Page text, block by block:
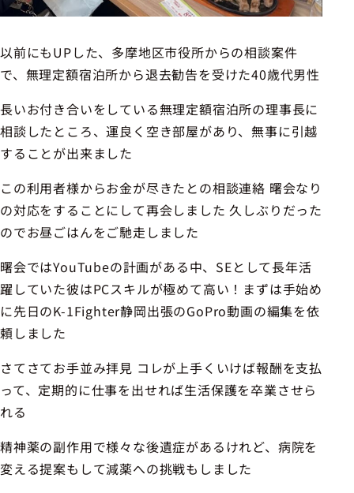
以前にもUPした、多摩地区市役所からの相談案件
で、無理定額宿泊所から退去勧告を受けた40歳代男性
長いお付き合いをしている無理定額宿泊所の理事長に
相談したところ、運良く空き部屋があり、無事に引越
することが出来ました
この利用者様からお金が尽きたとの相談連絡 曙会なり
の対応をすることにして再会しました 久しぶりだった
のでお昼ごはんをご馳走しました
曙会ではYouTubeの計画がある中、SEとして長年活
躍していた彼はPCスキルが極めて高い！まずは手始め
に先日のK-1Fighter静岡出張のGoPro動画の編集を依
頼しました
さてさてお手並み拝見 コレが上手くいけば報酬を支払
って、定期的に仕事を出せれば生活保護を卒業させら
れる
精神薬の副作用で様々な後遺症があるけれど、病院を
変える提案もして減薬への挑戦もしました